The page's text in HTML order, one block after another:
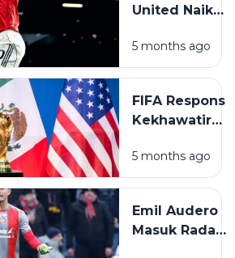
United Naik
Tiga Usai
Tumbangkan
Palace 2-1 di
Old Trafford
5 months ago
FIFA Respons
Kekhawatiran
Piala Dunia
2026 Usai
AS–Iran
5 months ago
Emil Audero
Masuk Radar